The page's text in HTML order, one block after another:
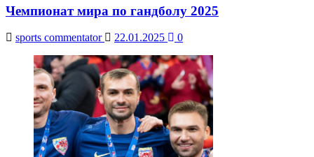
Чемпионат мира по гандболу 2025
sports commentator 22.01.2025 0